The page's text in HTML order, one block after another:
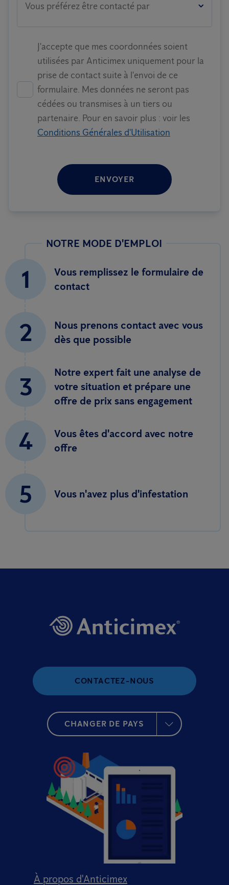
Vous préférez être contacté par
J'accepte que mes coordonnées soient
utilisées par Anticimex uniquement pour la
prise de contact suite à l'envoi de ce
formulaire. Mes données ne seront pas
cédées ou transmises à un tiers ou
partenaire. Pour en savoir plus : voir les
Conditions Générales d'Utilisation
ENVOYER
NOTRE MODE D'EMPLOI
1
Vous remplissez le formulaire de
contact
2
Nous prenons contact avec vous
dès que possible
3
Notre expert fait une analyse de
votre situation et prépare une
offre de prix sans engagement
4
Vous êtes d'accord avec notre
offre
5 Vous n'avez plus d'infestation
CONTACTEZ-NOUS
CHANGER DE PAYS
À propos d'Anticimex